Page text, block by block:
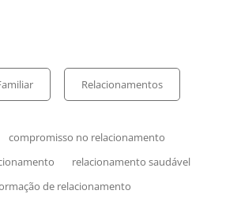
Relacionamentos
compromisso no relacionamento
relacionamento saudável
de relacionamento